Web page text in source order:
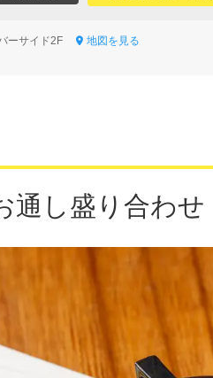
ーサイド2F
地図を見る
し盛り合わせ